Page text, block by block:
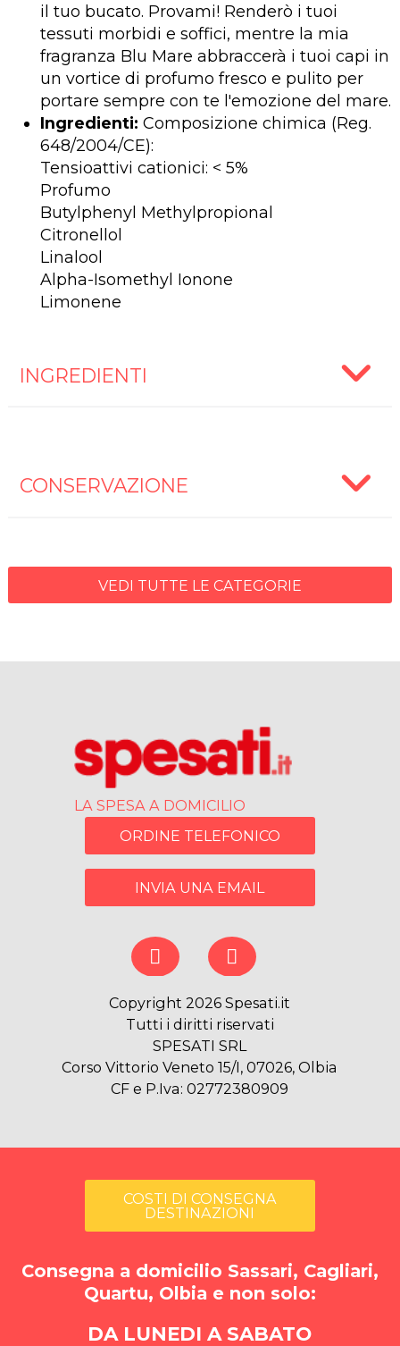
il tuo bucato. Provami! Renderò i tuoi
tessuti morbidi e soffici, mentre la mia
fragranza Blu Mare abbraccerà i tuoi capi in
un vortice di profumo fresco e pulito per
portare sempre con te l'emozione del mare.
Ingredienti: Composizione chimica (Reg.
648/2004/CE):
Tensioattivi cationici: < 5%
Profumo
Butylphenyl Methylpropional
Citronellol
Linalool
Alpha-Isomethyl Ionone
Limonene
INGREDIENTI
CONSERVAZIONE
VEDI TUTTE LE CATEGORIE
LA SPESA A DOMICILIO
ORDINE TELEFONICO
INVIA UNA EMAIL
Copyright 2026 Spesati.it
Tutti i diritti riservati
SPESATI SRL
Corso Vittorio Veneto 15/I, 07026, Olbia
CF e P.Iva: 02772380909
COSTI DI CONSEGNA
DESTINAZIONI
Consegna a domicilio Sassari, Cagliari,
Quartu, Olbia e non solo:
DA LUNEDI A SABATO